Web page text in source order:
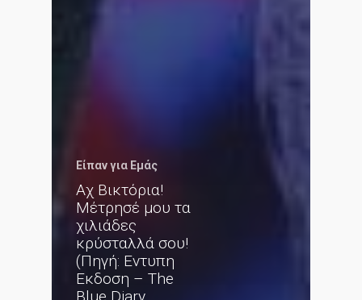
Είπαν για Εμάς
Αχ Βικτόρια!
Μέτρησέ μου τα
χιλιάδες
κρύσταλλά σου!
(Πηγή: Εντυπη
Εκδοση – The
Blue Diary